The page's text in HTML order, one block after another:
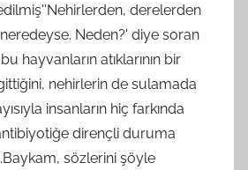
derelerden
Neden?' diye soran
hayvanların atıklarının bir
nehirlerin de sulamada
insanların hiç farkında
dirençli duruma
sözlerini şöyle